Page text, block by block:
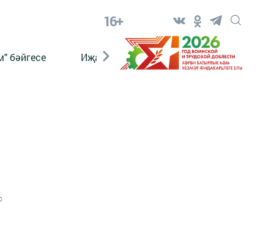
16+
бәйгесе Иҗат Реклама Онлайн